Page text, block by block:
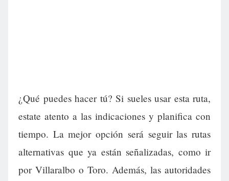
¿Qué puedes hacer tú? Si sueles usar esta ruta,
estate atento a las indicaciones y planifica con
tiempo. La mejor opción será seguir las rutas
alternativas que ya están señalizadas, como ir
por Villaralbo o Toro. Además, las autoridades